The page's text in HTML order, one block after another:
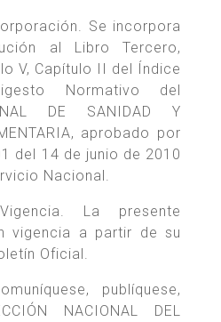
Se incorpora
al Libro Tercero,
V, Capítulo II del Índice
Normativo del
DE SANIDAD Y
aprobado por
del 14 de junio de 2010
Nacional.
La presente
vigencia a partir de su
Oficial.
publíquese,
NACIONAL DEL